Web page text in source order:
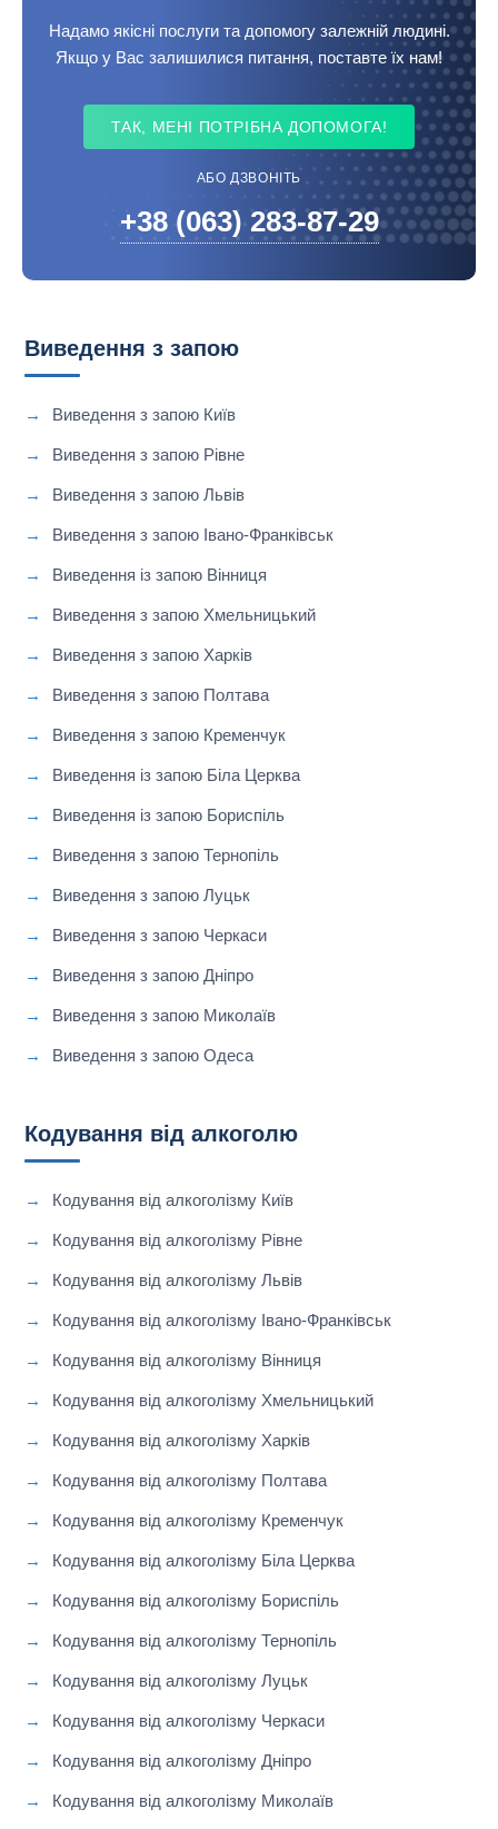
Надамо якісні послуги та допомогу залежній людині.
Якщо у Вас залишилися питання, поставте їх нам!
ТАК, МЕНІ ПОТРІБНА ДОПОМОГА!
АБО ДЗВОНІТЬ
+38 (063) 283-87-29
Виведення з запою
Виведення з запою Київ
Виведення з запою Рівне
Виведення з запою Львів
Виведення з запою Івано-Франківськ
Виведення із запою Вінниця
Виведення з запою Хмельницький
Виведення з запою Харків
Виведення з запою Полтава
Виведення з запою Кременчук
Виведення із запою Біла Церква
Виведення із запою Бориспіль
Виведення з запою Тернопіль
Виведення з запою Луцьк
Виведення з запою Черкаси
Виведення з запою Дніпро
Виведення з запою Миколаїв
Виведення з запою Одеса
Кодування від алкоголю
Кодування від алкоголізму Київ
Кодування від алкоголізму Рівне
Кодування від алкоголізму Львів
Кодування від алкоголізму Івано-Франківськ
Кодування від алкоголізму Вінниця
Кодування від алкоголізму Хмельницький
Кодування від алкоголізму Харків
Кодування від алкоголізму Полтава
Кодування від алкоголізму Кременчук
Кодування від алкоголізму Біла Церква
Кодування від алкоголізму Бориспіль
Кодування від алкоголізму Тернопіль
Кодування від алкоголізму Луцьк
Кодування від алкоголізму Черкаси
Кодування від алкоголізму Дніпро
Кодування від алкоголізму Миколаїв